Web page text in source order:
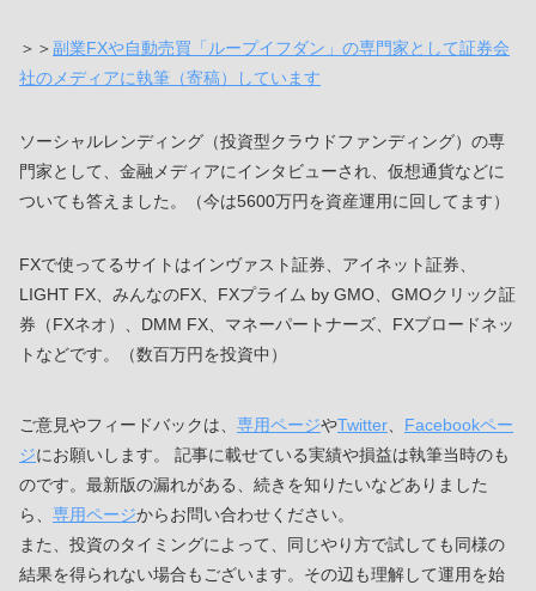
＞＞副業FXや自動売買「ループイフダン」の専門家として証券会
社のメディアに執筆（寄稿）しています
ソーシャルレンディング（投資型クラウドファンディング）の専
門家として、金融メディアにインタビューされ、仮想通貨などに
ついても答えました。（今は5600万円を資産運用に回してます）
FXで使ってるサイトはインヴァスト証券、アイネット証券、
LIGHT FX、みんなのFX、FXプライム by GMO、GMOクリック証
券（FXネオ）、DMM FX、マネーパートナーズ、FXブロードネッ
トなどです。（数百万円を投資中）
ご意見やフィードバックは、 専用ページやTwitter、 Facebookペー
ジにお願いします。 記事に載せている実績や損益は執筆当時のも
のです。最新版の漏れがある、続きを知りたいなどありました
ら、 専用ページからお問い合わせください。
また、投資のタイミングによって、同じやり方で試しても同様の
結果を得られない場合もございます。その辺も理解して運用を始